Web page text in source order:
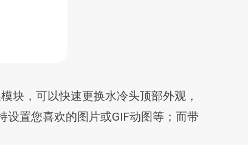
块，可以快速更换水冷头顶部外观，
置您喜欢的图片或GIF动图等；而带